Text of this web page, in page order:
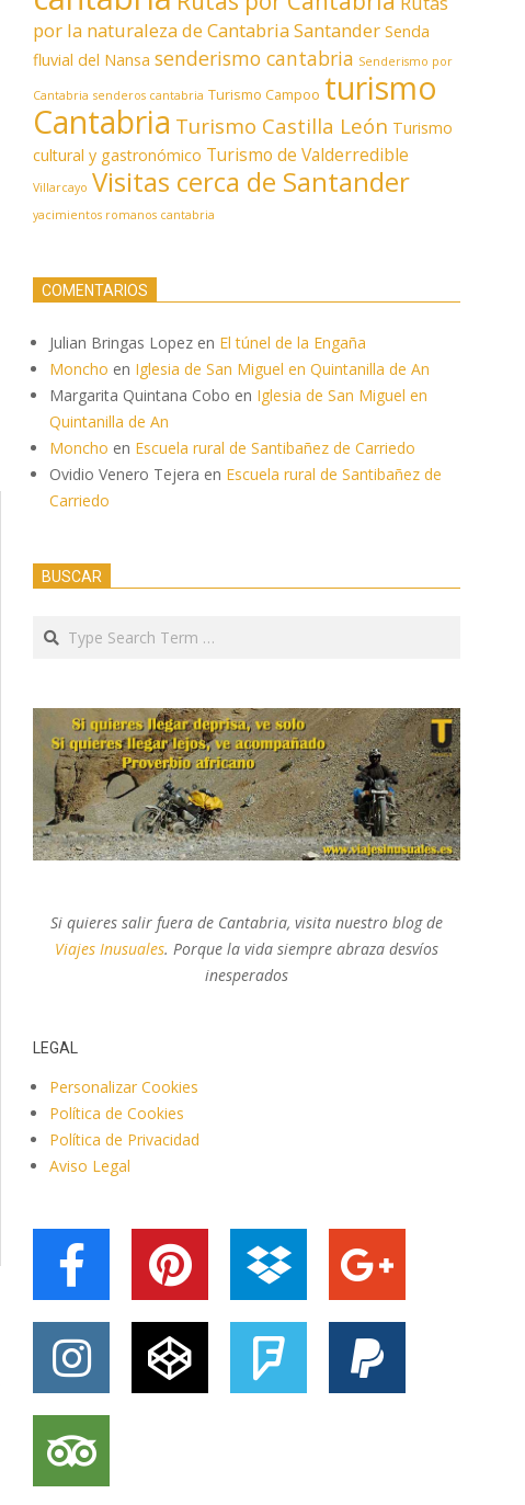
por la naturaleza de CantabriaSantander Senda
fluvial del Nansa senderismo cantabria Senderismo por
Cantabria senderos cantabria Turismo Campoo turismo
Cantabria Turismo Castilla León Turismo
cultural y gastronómico Turismo de Valderredible
Villarcayo Visitas cerca de Santander
yacimientos romanos cantabria
COMENTARIOS
Julian Bringas Lopez en El túnel de la Engaña
Moncho en Iglesia de San Miguel en Quintanilla de An
Margarita Quintana Cobo en Iglesia de San Miguel en
Quintanilla de An
Moncho en Escuela rural de Santibañez de Carriedo
Ovidio Venero Tejera en Escuela rural de Santibañez de
Carriedo
BUSCAR
Search
Si quieres salir fuera de Cantabria, visita nuestro blog de
Viajes Inusuales. Porque la vida siempre abraza desvíos
inesperados
LEGAL
Personalizar Cookies
Política de Cookies
Política de Privacidad
Aviso Legal